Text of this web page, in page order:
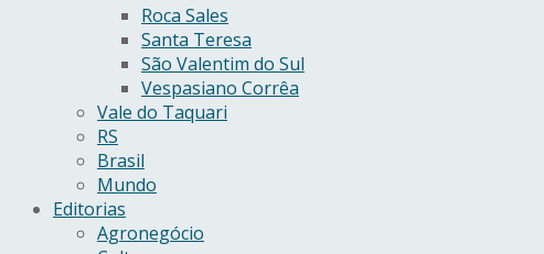
Roca Sales
Santa Teresa
São Valentim do Sul
Vespasiano Corrêa
Vale do Taquari
RS
Brasil
Mundo
Editorias
Agronegócio